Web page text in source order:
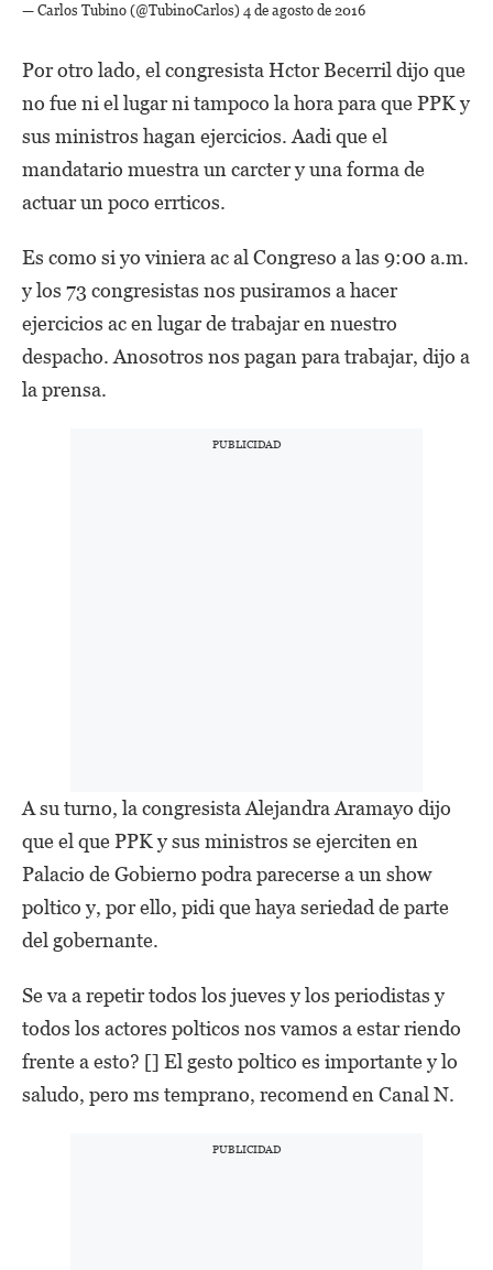
— Carlos Tubino (@TubinoCarlos) 4 de agosto de 2016
Por otro lado, el congresista Hctor Becerril dijo que
no fue ni el lugar ni tampoco la hora para que PPK y
sus ministros hagan ejercicios. Aadi que el
mandatario muestra un carcter y una forma de
actuar un poco errticos.
Es como si yo viniera ac al Congreso a las 9:00 a.m.
y los 73 congresistas nos pusiramos a hacer
ejercicios ac en lugar de trabajar en nuestro
despacho. Anosotros nos pagan para trabajar, dijo a
la prensa.
A su turno, la congresista Alejandra Aramayo dijo
que el que PPK y sus ministros se ejerciten en
Palacio de Gobierno podra parecerse a un show
poltico y, por ello, pidi que haya seriedad de parte
del gobernante.
Se va a repetir todos los jueves y los periodistas y
todos los actores polticos nos vamos a estar riendo
frente a esto? [] El gesto poltico es importante y lo
saludo, pero ms temprano, recomend en Canal N.